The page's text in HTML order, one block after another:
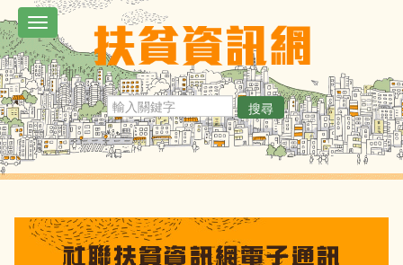
移
至
主
內
容
Toggle
navigation
搜尋